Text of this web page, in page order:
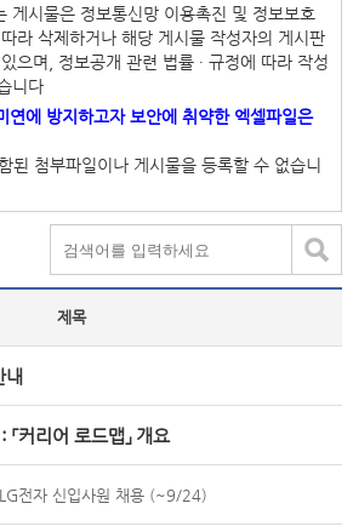
게시물은 정보통신망 이용촉진 및 정보보호
라 삭제하거나 해당 게시물 작성자의 게시판
으며, 정보공개 관련 법률 ∙ 규정에 따라 작성
니다
연에 방지하고자 보안에 취약한 엑셀파일은
된 첨부파일이나 게시물을 등록할 수 없습니
제목
내
커리어 로드맵」 개요
전자 신입사원 채용 (~9/24)